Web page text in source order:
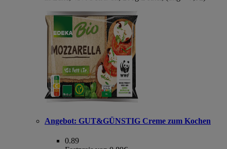
Angebot: GUT&GÜNSTIG Creme zum Kochen
0.89